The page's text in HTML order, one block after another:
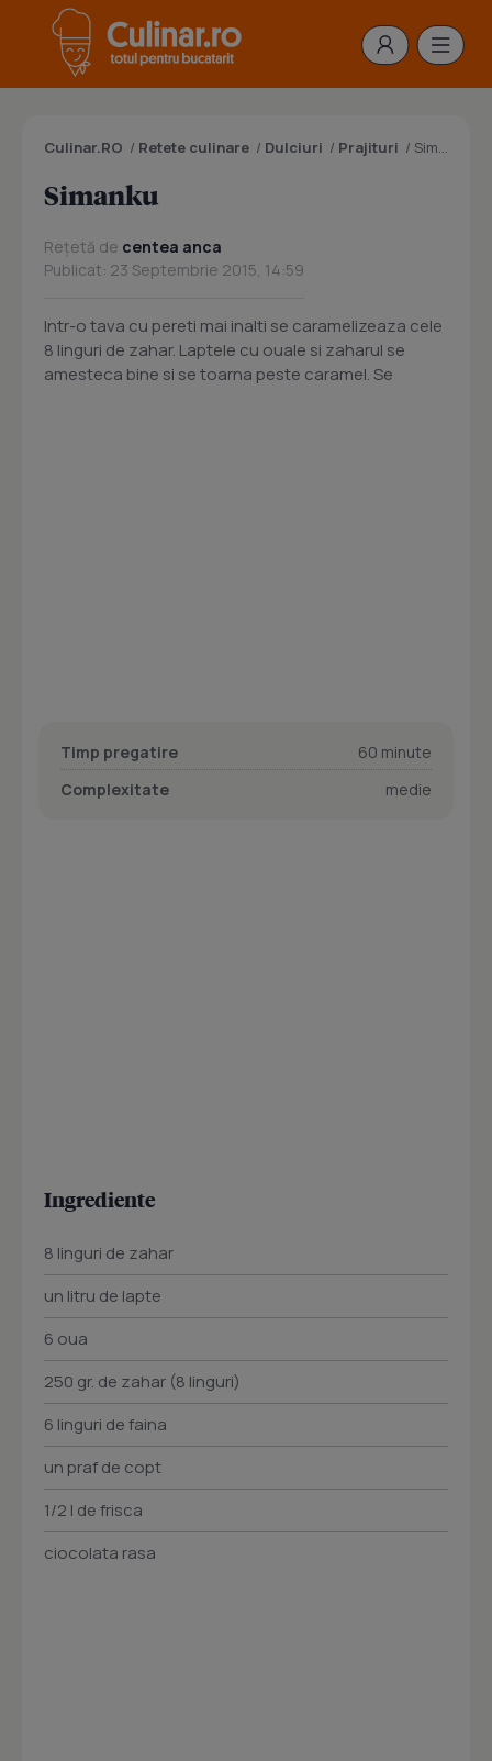
Culinar.RO / Retete culinare / Dulciuri / Prajituri / Simanku
Simanku
Rețetă de centea anca
Publicat: 23 Septembrie 2015, 14:59
Intr-o tava cu pereti mai inalti se caramelizeaza cele
8 linguri de zahar. Laptele cu ouale si zaharul se
amesteca bine si se toarna peste caramel. Se
Timp pregatire
60 minute
Complexitate
medie
Ingrediente
8 linguri de zahar
un litru de lapte
6 oua
250 gr. de zahar (8 linguri)
6 linguri de faina
un praf de copt
1/2 l de frisca
ciocolata rasa